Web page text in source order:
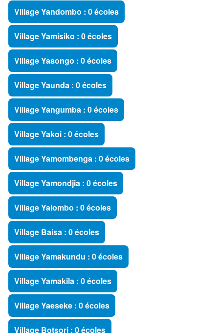
Village Yandombo : 0 écoles
Village Yamisiko : 0 écoles
Village Yasongo : 0 écoles
Village Yaunda : 0 écoles
Village Yangumba : 0 écoles
Village Yakoi : 0 écoles
Village Yamombenga : 0 écoles
Village Yamondjia : 0 écoles
Village Yalombo : 0 écoles
Village Baisa : 0 écoles
Village Yamakundu : 0 écoles
Village Yamakila : 0 écoles
Village Yaeseke : 0 écoles
Village Botsori : 0 écoles